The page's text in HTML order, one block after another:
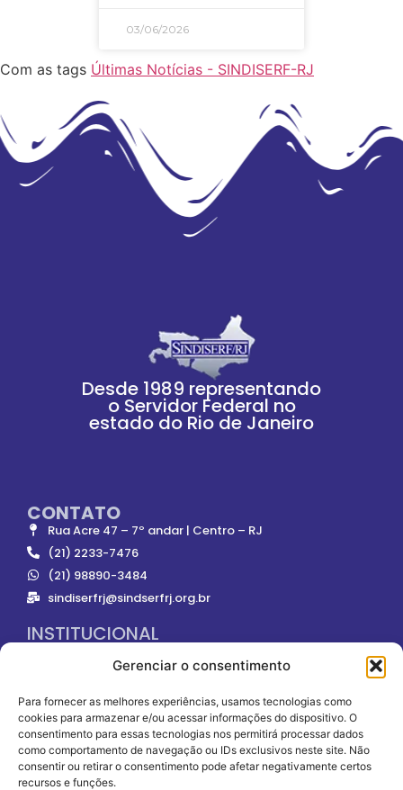
Gerenciar o consentimento
Para fornecer as melhores experiências, usamos tecnologias como
cookies para armazenar e/ou acessar informações do dispositivo. O
consentimento para essas tecnologias nos permitirá processar dados
como comportamento de navegação ou IDs exclusivos neste site. Não
consentir ou retirar o consentimento pode afetar negativamente certos
recursos e funções.
03/06/2026
Com as tags Últimas Notícias - SINDISERF-RJ
Desde 1989 representando
o Servidor Federal no
estado do Rio de Janeiro
CONTATO
Rua Acre 47 – 7º andar | Centro – RJ
(21) 2233-7476
(21) 98890-3484
sindiserfrj@sindserfrj.org.br
INSTITUCIONAL
ONDE NOS ENCONTRAR